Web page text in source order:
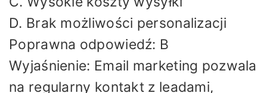
D. Brak możliwości personalizacji
Poprawna odpowiedź: B
Wyjaśnienie: Email marketing pozwala
na regularny kontakt z leadami,